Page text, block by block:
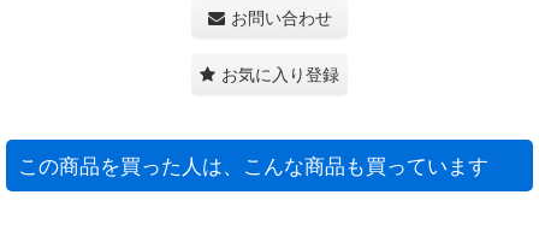
お問い合わせ
お気に入り登録
この商品を買った人は、こんな商品も買っています